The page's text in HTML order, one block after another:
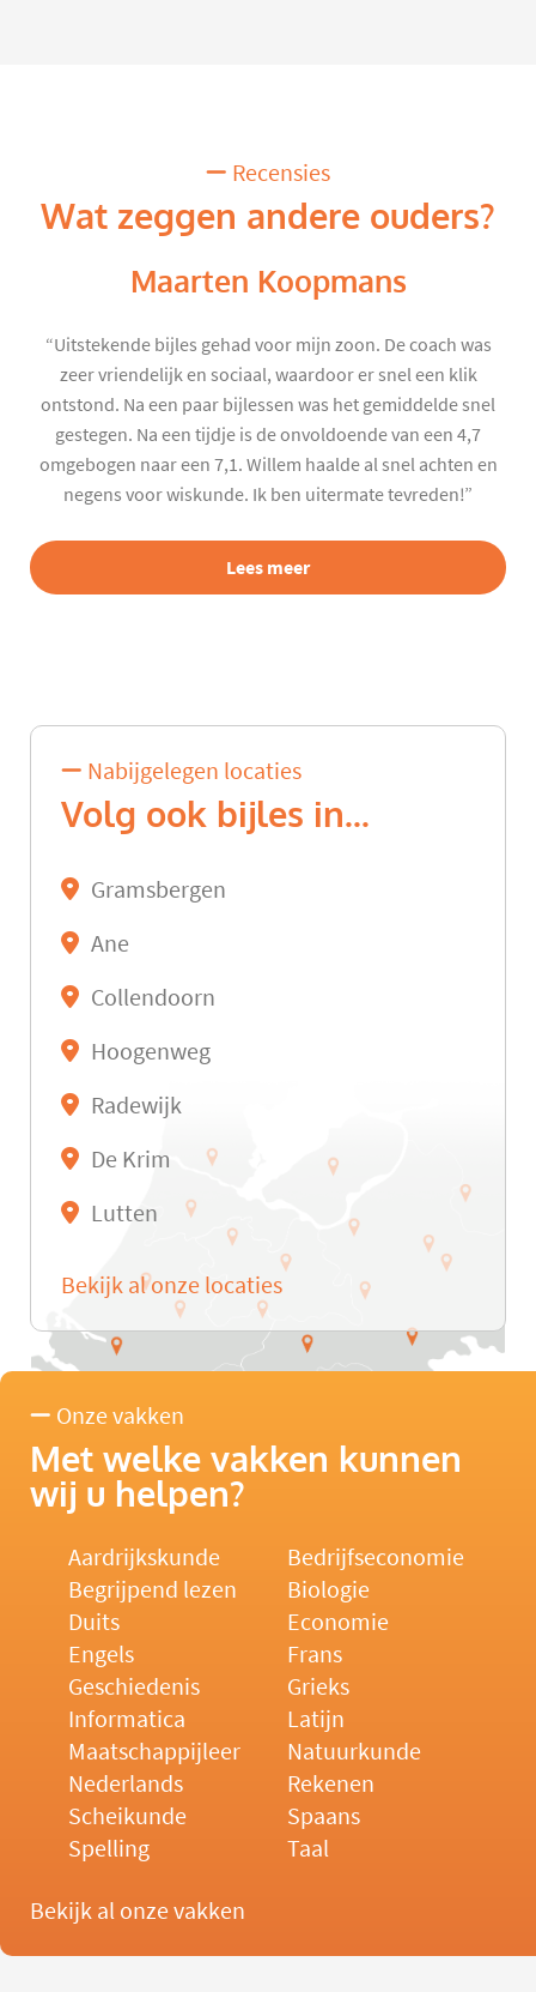
Recensies
Wat zeggen andere ouders?
Maarten Koopmans
“Uitstekende bijles gehad voor mijn zoon. De coach was
zeer vriendelijk en sociaal, waardoor er snel een klik
ontstond. Na een paar bijlessen was het gemiddelde snel
gestegen. Na een tijdje is de onvoldoende van een 4,7
omgebogen naar een 7,1. Willem haalde al snel achten en
negens voor wiskunde. Ik ben uitermate tevreden!”
Lees meer
Nabijgelegen locaties
Volg ook bijles in...
Gramsbergen
Ane
Collendoorn
Hoogenweg
Radewijk
De Krim
Lutten
Bekijk al onze locaties
Onze vakken
Met welke vakken kunnen
wij u helpen?
Aardrijkskunde
Bedrijfseconomie
Begrijpend lezen
Biologie
Duits
Economie
Engels
Frans
Geschiedenis
Grieks
Informatica
Latijn
Maatschappijleer
Natuurkunde
Nederlands
Rekenen
Scheikunde
Spaans
Spelling
Taal
Bekijk al onze vakken